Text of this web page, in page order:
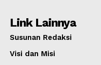
Link Lainnya
Susunan Redaksi
Visi dan Misi